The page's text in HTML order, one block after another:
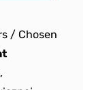
/ Chosen
,